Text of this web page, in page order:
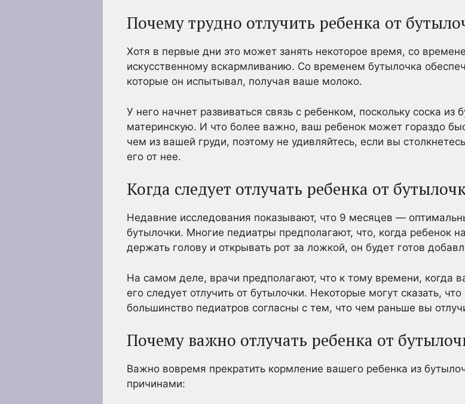
Почему трудно отлучить ребенка от
Хотя в первые дни это может занять некоторое время, со
искусственному вскармливанию. Со временем бутылочка
которые он испытывал, получая ваше молоко.
У него начнет развиваться связь с ребенком, поскольку соска
материнскую. И что более важно, ваш ребенок может гораздо
чем из вашей груди, поэтому не удивляйтесь, если вы
его от нее.
Когда следует отлучать ребенка от
Недавние исследования показывают, что 9 месяцев —
бутылочки. Многие педиатры предполагают, что, когда ребенок
держать голову и открывать рот за ложкой, он будет готов
На самом деле, врачи предполагают, что к тому времени, когда
его следует отлучить от бутылочки. Некоторые могут сказать,
большинство педиатров согласны с тем, что чем раньше вы
Почему важно отлучать ребенка от
Важно вовремя прекратить кормление вашего ребенка из
причинами: